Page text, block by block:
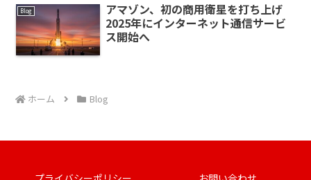
Blog
アマゾン、初の商用衛星を打ち上げ
2025年にインターネット通信サービ
ス開始へ
ホーム Blog